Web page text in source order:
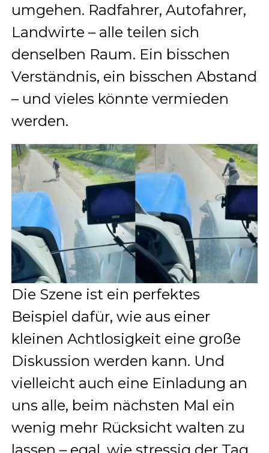
umgehen. Radfahrer, Autofahrer,
Landwirte – alle teilen sich
denselben Raum. Ein bisschen
Verständnis, ein bisschen Abstand
– und vieles könnte vermieden
werden.
Die Szene ist ein perfektes
Beispiel dafür, wie aus einer
kleinen Achtlosigkeit eine große
Diskussion werden kann. Und
vielleicht auch eine Einladung an
uns alle, beim nächsten Mal ein
wenig mehr Rücksicht walten zu